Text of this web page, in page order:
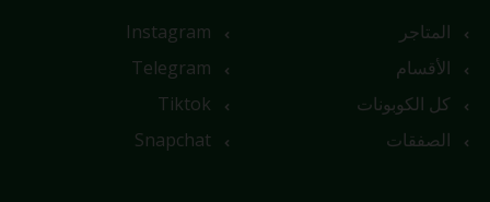
المتاجر
الأقسام
كل الكوبونات
الصفقات
Instagram
Telegram
Tiktok
Snapchat